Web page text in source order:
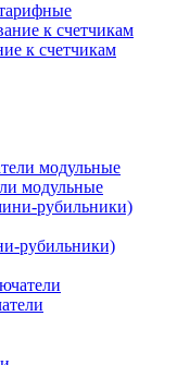
к счетчикам
модульные
рубильники)